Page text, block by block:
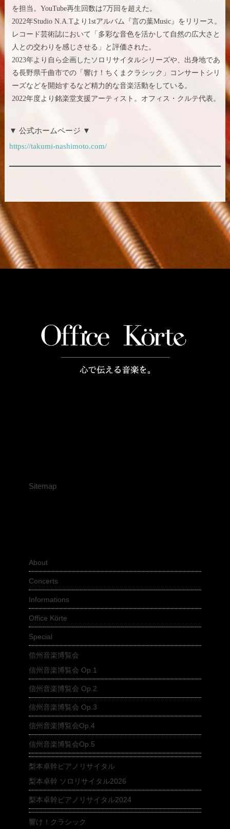
を担当。YouTube再生回数は7万回を超えた。
2022年Studio N.A.Tより1stアルバム『言の葉Music』をリリース。
レコード芸術誌において「多彩な音色を活かして自然の広大さと
人との交わりを感じさせる」と評価された。
2023年より自ら企画したソロリサイタルシリーズや、出身地であ
る長野県千曲市での「響け！ちくまクラシック」コンサートシリ
ーズなどを開始するなど精力的な音楽活動をしている。
2022年度より銘楽堂支援アーティスト。オフィス・クルテ代表。
▼ 公式ホームページ ▼
https://takumi-nashimoto.com/
Sitemap
About
Concerts
Informations
Office Körte
Special
信州音楽博覧会
信州音楽博覧会 Op.1
信州音楽博覧会 Op.2
信州音楽博覧会 Op.3
信州音楽博覧会Op.4
信州音楽博覧会Op.5
梨本卓幹ピアノリサイタル
梨本卓幹 ソロリサイタル2026
梨本卓幹ピアノリサイタル2024
響け！クラシック